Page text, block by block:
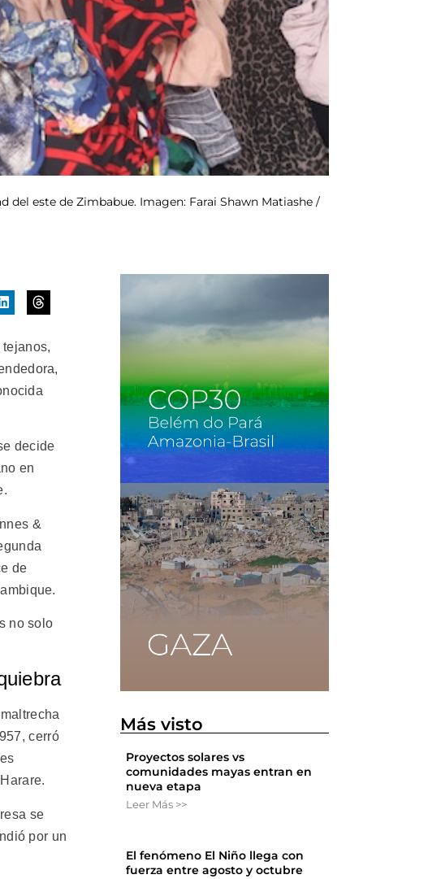
este de Zimbabue. Imagen: Farai Shawn Matiashe /
decide
en
&
de
no solo
cerró
se
por un
Más visto
Proyectos solares vs
comunidades mayas entran en
nueva etapa
Leer Más >>
El fenómeno El Niño llega con
fuerza entre agosto y octubre